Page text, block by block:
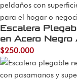
Escalera
en Acero
$250.000